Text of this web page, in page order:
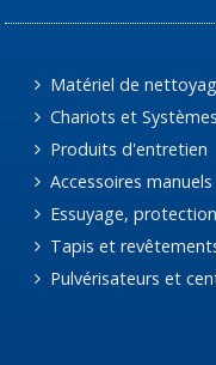
Matériel de
Chariots et Systèmes
Produits d'entretien
Accessoires manuels
Essuyage,
Tapis et
Pulvérisateurs et